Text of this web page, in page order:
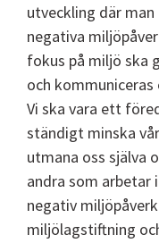
utveckling där
negativa
fokus på miljö ska
och kommuniceras
Vi ska vara ett
ständigt minska
utmana oss själva
andra som arbetar
negativ
miljölagstiftning